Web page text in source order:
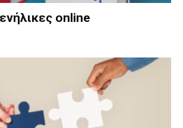
online